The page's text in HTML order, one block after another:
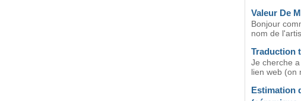
Valeur De
Bonjour
nom de
Traduction
Je cherche
lien web (on
Estimation